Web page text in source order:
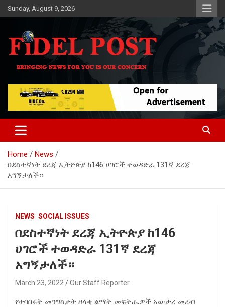
Skip
to
Sunday, August 9, 2026
Fidel Post
Bringing News For You is Our Concern
Home
News
በደስተኛነት ደረጃ ኢትዮጵያ ከ146 ሀገሮች ተወዳድራ 131ኛ ደረጃ
አግኝታለች።
NEWS SOCIAL ISSUES
በደስተኛነት ደረጃ ኢትዮጵያ ከ146
ሀገሮች ተወዳድራ 131ኛ ደረጃ
አግኝታለች።
March 23, 2022 Our Staff Reporter
የተባበሩት መንግስታት ዘላቂ ልማት መፍትሔዎች አውታረ መረብ